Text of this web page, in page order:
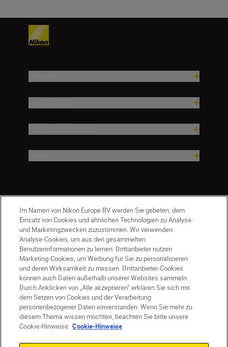
CH Nikon Sites
Kontaktieren Sie uns
Datenschutzhinweis
Nutzungsbedingungen
Geschäftsbedingungen des Nikon Stores
Cookie-Hinweise
Barrierefreiheit
Im Namen von Nikon Europe BV werden Sie gebeten, dem
Einsatz von Cookies und ähnlichen Technologien zu Analyse-
und Marketingzwecken zuzustimmen. Wir verwenden
Analyse-Cookies, um aus den gesammelten
Benutzerinformationen zu lernen. Drittanbieter nutzen
Marketing-Cookies, um Werbung für Sie zu personalisieren
und deren Wirksamkeit zu messen. Drittanbieter-Cookies
können auch Daten außerhalb unserer Websites sammeln.
Durch Anklicken von „Alle akzeptieren“ erklären Sie sich mit
dem Setzen von Cookies und der Verarbeitung
personenbezogener Daten einverstanden. Wenn Sie mehr zu
diesem Thema wissen möchten, beachten Sie bitte unsere
Cookie-Hinweise. Cookie-Hinweise